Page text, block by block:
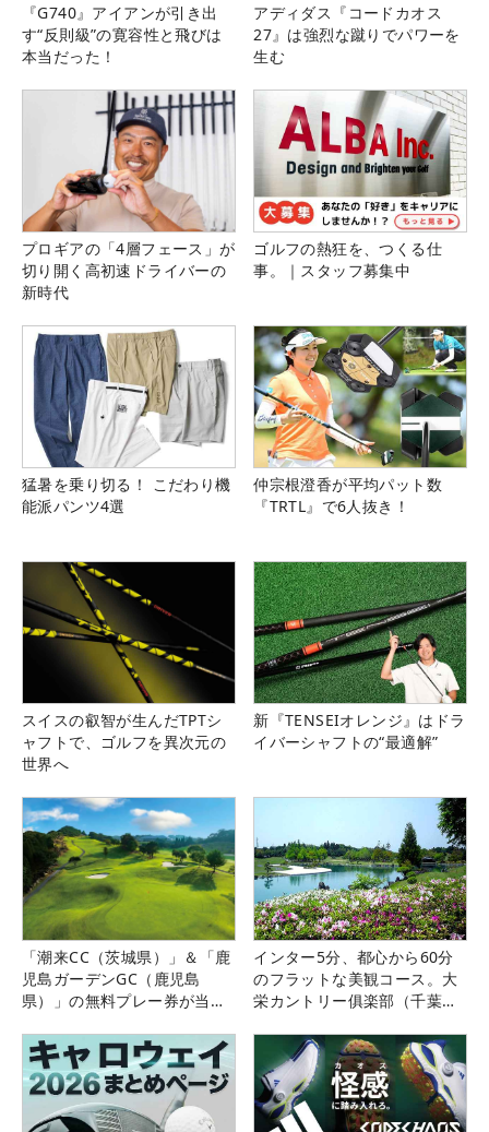
『G740』アイアンが引き出
す“反則級”の寛容性と飛びは
本当だった！
アディダス『コードカオス
27』は強烈な蹴りでパワーを
生む
プロギアの「4層フェース」が
切り開く高初速ドライバーの
新時代
ゴルフの熱狂を、つくる仕
事。｜スタッフ募集中
猛暑を乗り切る！ こだわり機
能派パンツ4選
仲宗根澄香が平均パット数
『TRTL』で6人抜き！
スイスの叡智が生んだTPTシ
ャフトで、ゴルフを異次元の
世界へ
新『TENSEIオレンジ』はドラ
イバーシャフトの“最適解”
「潮来CC（茨城県）」＆「鹿
児島ガーデンGC（鹿児島
県）」の無料プレー券が当た
インター5分、都心から60分
のフラットな美観コース。大
栄カントリー俱楽部（千葉